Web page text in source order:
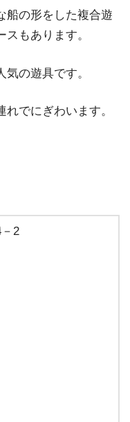
船の形をした複合遊
もあります。
気の遊具です。
でにぎわいます。
2